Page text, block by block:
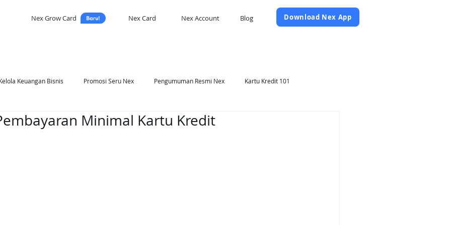
Daftar Sekarang
Nex Grow Card Nex Card Nex Account Blog Download Nex App
Keuangan Bisnis Promosi Seru Nex Pengumuman Resmi Nex Kartu Kredit 101
Nex Self DevelopmentMinimal Kartu Kredit